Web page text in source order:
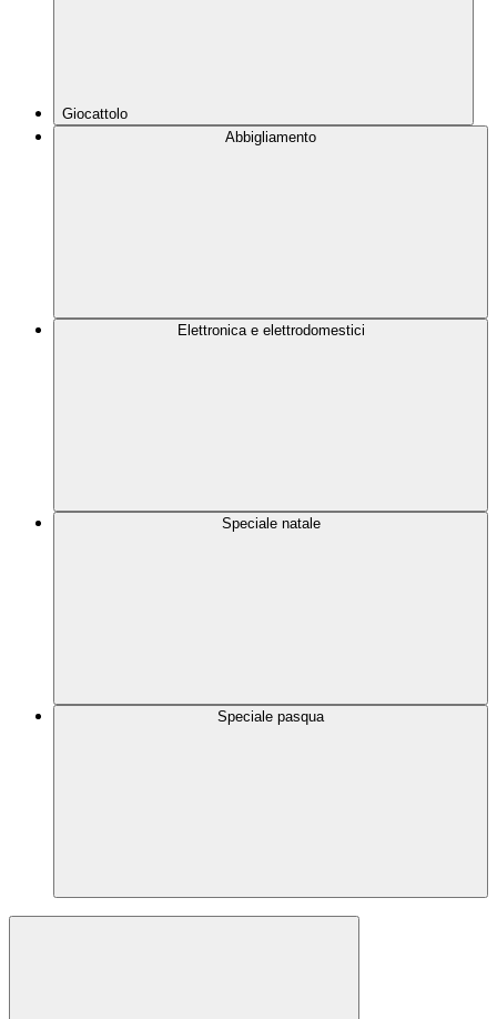
Giocattolo
Abbigliamento
Elettronica e elettrodomestici
Speciale natale
Speciale pasqua